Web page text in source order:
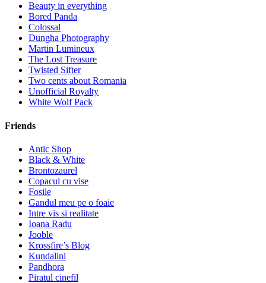
Beauty in everything
Bored Panda
Colossal
Dungha Photography
Martin Lumineux
The Lost Treasure
Twisted Sifter
Two cents about Romania
Unofficial Royalty
White Wolf Pack
Friends
Antic Shop
Black & White
Brontozaurel
Copacul cu vise
Fosile
Gandul meu pe o foaie
Intre vis si realitate
Ioana Radu
Jooble
Krossfire’s Blog
Kundalini
Pandhora
Piratul cinefil